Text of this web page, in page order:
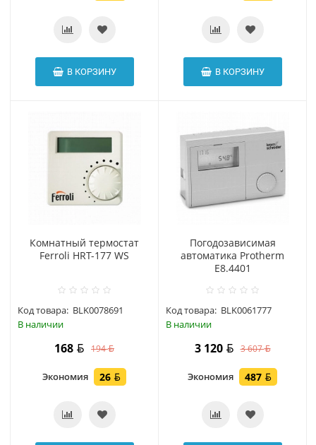
В КОРЗИНУ В КОРЗИНУ
Комнатный термостат
Ferroli HRT-177 WS
Код товара: BLK0078691
В наличии
168 194
Экономия 26
Погодозависимая
автоматика Protherm
Е8.4401
Код товара: BLK0061777
В наличии
3 120 3 607
Экономия 487